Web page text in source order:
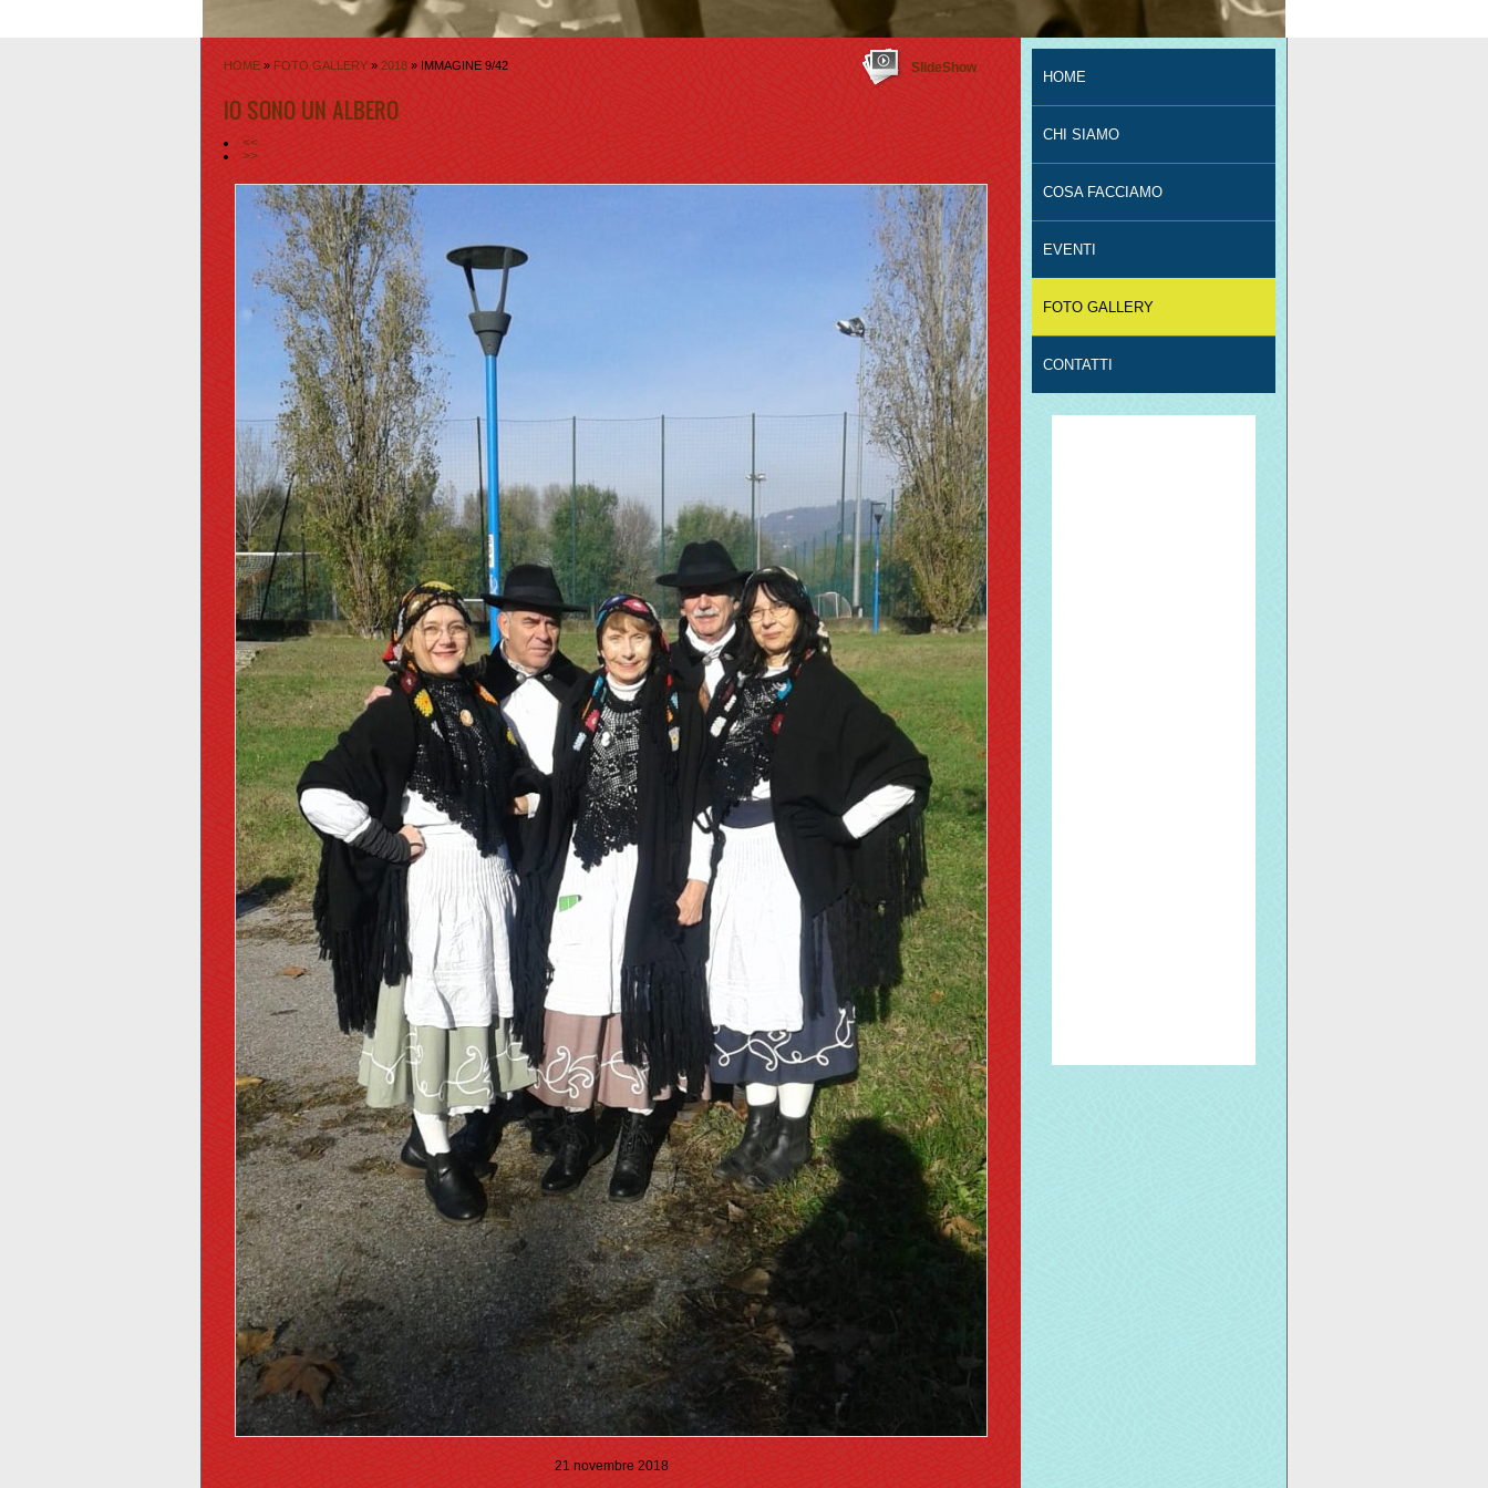
HOME » FOTO GALLERY » 2018 » IMMAGINE 9/42 SlideShow
IO SONO UN ALBERO
<<
>>
21 novembre 2018
HOME
CHI SIAMO
COSA FACCIAMO
EVENTI
FOTO GALLERY
CONTATTI